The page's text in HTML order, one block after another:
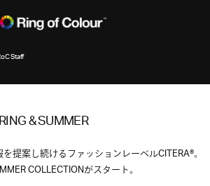
Staff
& SUMMER
提案し続けるファッションレーベルCITERA®。
COLLECTIONがスタート。